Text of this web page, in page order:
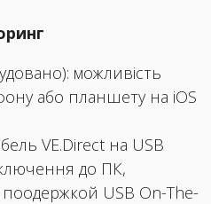
можливість
або планшету на iOS
VE.Direct на USB
до ПК,
USB On-The-